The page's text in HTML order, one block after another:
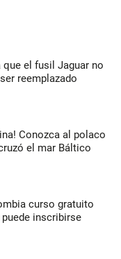
el fusil Jaguar no
reemplazado
Conozca al polaco
el mar Báltico
curso gratuito
inscribirse